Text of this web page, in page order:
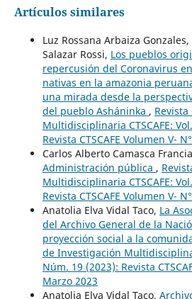
Artículos similares
Luz Rossana Arbaiza
Salazar Rossi, Los pueblos
repercusión del Coronavirus
nativas en la amazonia
una mirada desde la
del pueblo Asháninka ,
Multidisciplinaria CTSCAFE:
Revista CTSCAFE Volumen V-
Carlos Alberto Camasca
Administración pública ,
Multidisciplinaria CTSCAFE:
Revista CTSCAFE Volumen V-
Anatolia Elva Vidal Taco, La
del Archivo General de la
proyección social a la
de Investigación
Núm. 19 (2023): Revista
Marzo 2023
Anatolia Elva Vidal Taco,